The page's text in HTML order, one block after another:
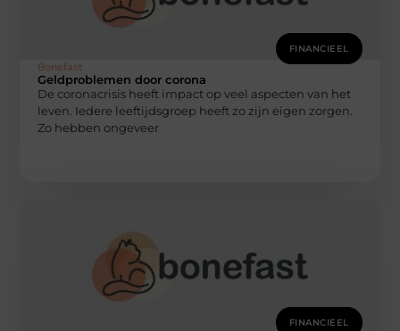
FINANCIEEL
Bonefast
Geldproblemen door corona
De coronacrisis heeft impact op veel aspecten van het
leven. Iedere leeftijdsgroep heeft zo zijn eigen zorgen.
Zo hebben ongeveer
FINANCIEEL